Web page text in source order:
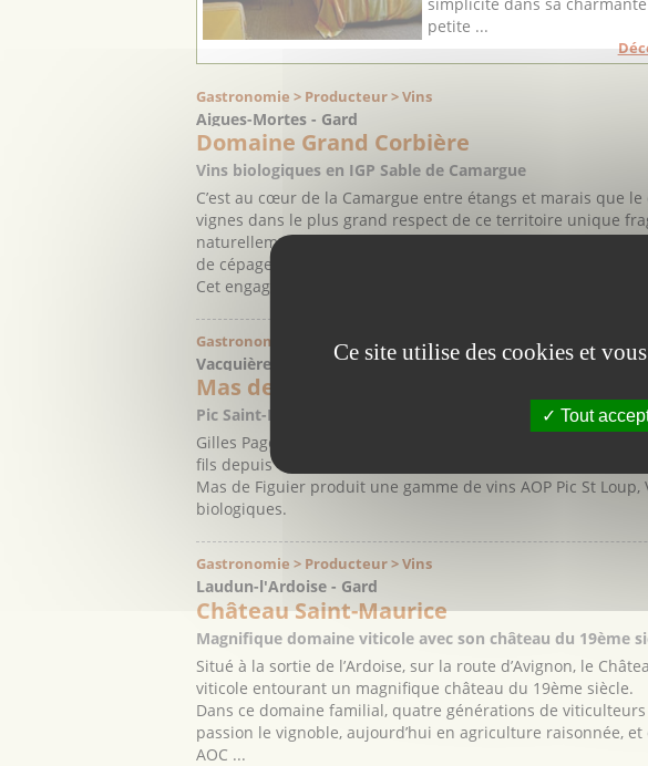
petite ...
Gastronomie > Producteur > Vins
Aigues-Mortes - Gard
Domaine Grand Corbière
Vins biologiques en IGP Sable de Camargue
C’est au cœur de la Camargue entre étangs et marais que
vignes dans le plus grand respect de ce territoire unique
naturellement que le domaine s’est engagé en agriculture
de cépages réputés et respectueux de la nature.
Cet engagement qualitatif se retrouve dans les différentes ...
Gastronomie > Producteur > Vins
Vacquières - Hérault
Mas de Figuier
Pic Saint-Loup
Gilles Pagès vous propose de venir découvrir sa passion
fils depuis 4 générations. Situé sur le terroir du Pic Saint
Mas de Figuier produit une gamme de vins AOP Pic St
biologiques.
Gastronomie > Producteur > Vins
Laudun-l'Ardoise - Gard
Château Saint-Maurice
Magnifique domaine viticole avec son château du 19ème
Situé à la sortie de l’Ardoise, sur la route d’Avignon, le
viticole entourant un magnifique château du 19ème siècle.
Dans ce domaine familial, quatre générations de
passion le vignoble, aujourd’hui en agriculture raisonnée,
AOC ...
Ce site utilise des cookies et
Tout